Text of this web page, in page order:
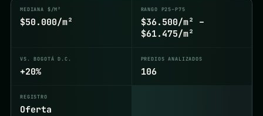
MEDIANA $/M²
$50.000/m²
RANGO P25–P75
$36.500/m² –
$61.475/m²
VS. BOGOTÁ D.C.
+20%
PREDIOS ANALIZADOS
106
REGISTRO
Oferta